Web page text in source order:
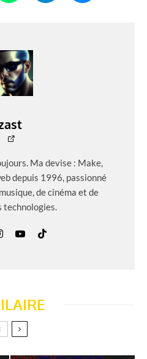
Ma devise : Make,
depuis 1996, passionné
de cinéma et de
technologies.